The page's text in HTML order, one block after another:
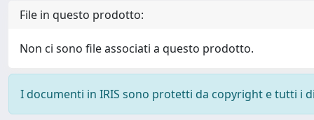
File in questo prodotto:
Non ci sono file associati a questo prodotto.
I documenti in IRIS sono protetti da copyright e tutti i